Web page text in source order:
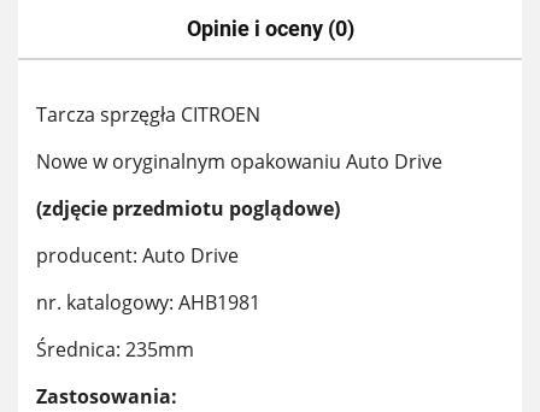
Opinie i oceny (0)
Tarcza sprzęgła CITROEN
Nowe w oryginalnym opakowaniu Auto Drive
(zdjęcie przedmiotu poglądowe)
producent: Auto Drive
nr. katalogowy: AHB1981
Średnica: 235mm
Zastosowania: